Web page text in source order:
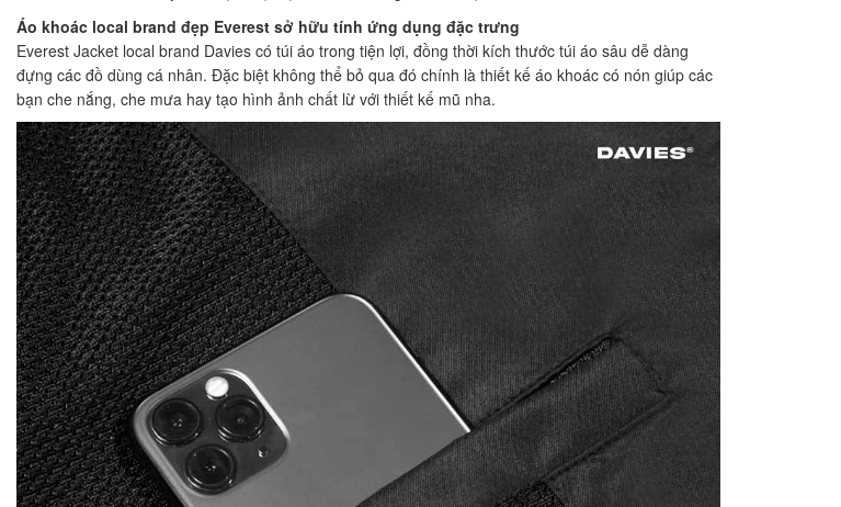
Áo khoác local brand đẹp Everest sở hữu tính ứng dụng đặc trưng
Everest Jacket local brand Davies có túi áo trong tiện lợi, đồng thời kích thước túi áo sâu dễ dàng
đựng các đồ dùng cá nhân. Đặc biệt không thể bỏ qua đó chính là thiết kế áo khoác có nón giúp các
bạn che nắng, che mưa hay tạo hình ảnh chất lừ với thiết kế mũ nha.